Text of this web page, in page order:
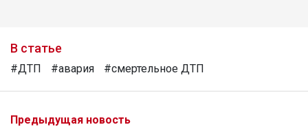
В статье
#ДТП #авария #смертельное ДТП
Предыдущая новость